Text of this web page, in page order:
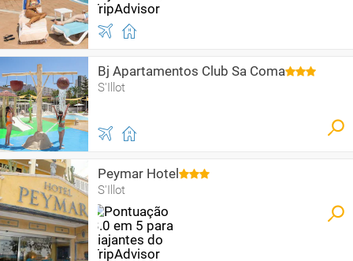
Bj Apartamentos Club Sa Coma
S'Illot
Peymar Hotel
S'Illot